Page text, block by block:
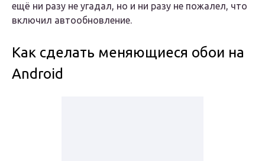
ещё ни разу не угадал, но и ни разу не пожалел, что
включил автообновление.
Как сделать меняющиеся обои на
Android